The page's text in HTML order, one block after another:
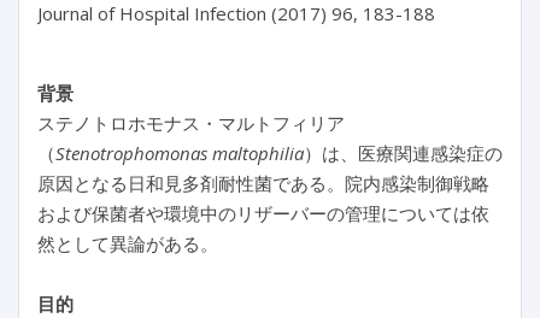
Journal of Hospital Infection (2017) 96, 183-188
背景
ステノトロホモナス・マルトフィリア
（Stenotrophomonas maltophilia）は、医療関連感染症の
原因となる日和見多剤耐性菌である。院内感染制御戦略
および保菌者や環境中のリザーバーの管理については依
然として異論がある。
目的